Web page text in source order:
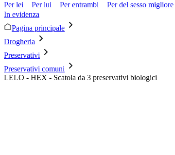
Per lei Per lui Per entrambi Per del sesso migliore
In evidenza
Pagina principale
Drogheria
Preservativi
Preservativi comuni
LELO - HEX - Scatola da 3 preservativi biologici